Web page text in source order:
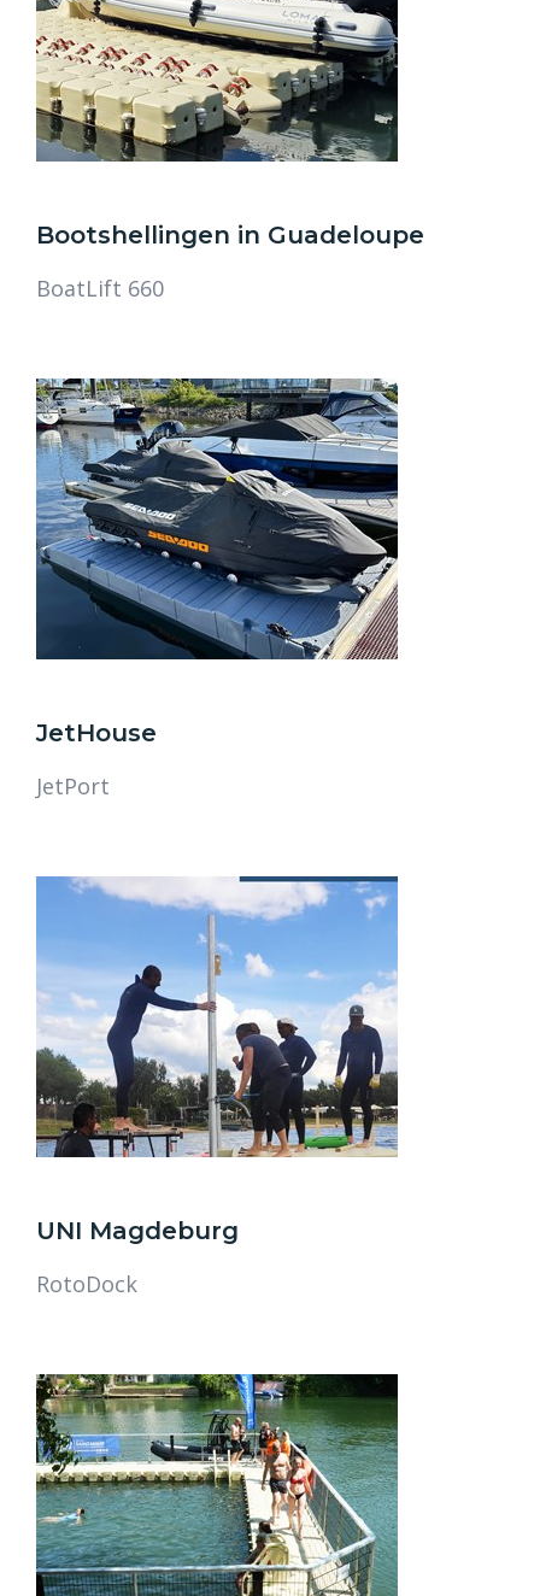
Bootshellingen in Guadeloupe
BoatLift 660
JetHouse
JetPort
UNI Magdeburg
RotoDock